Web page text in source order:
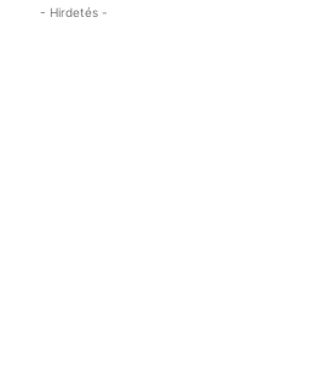
- Hirdetés -